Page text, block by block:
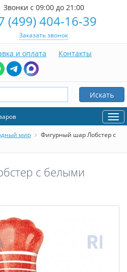
Звонки с 09:00 до 21:00
(499) 404-16-39
Заказать звонок
и оплата Контакты
Искать
мир
Фигурный шар Лобстер с
с белыми